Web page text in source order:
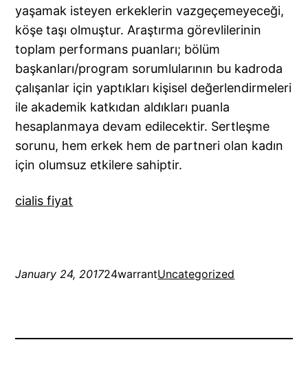
yaşamak isteyen erkeklerin vazgeçemeyeceği,
köşe taşı olmuştur. Araştırma görevlilerinin
toplam performans puanları; bölüm
başkanları/program sorumlularının bu kadroda
çalışanlar için yaptıkları kişisel değerlendirmeleri
ile akademik katkıdan aldıkları puanla
hesaplanmaya devam edilecektir. Sertleşme
sorunu, hem erkek hem de partneri olan kadın
için olumsuz etkilere sahiptir.
cialis fiyat
January 24, 201724warrantUncategorized